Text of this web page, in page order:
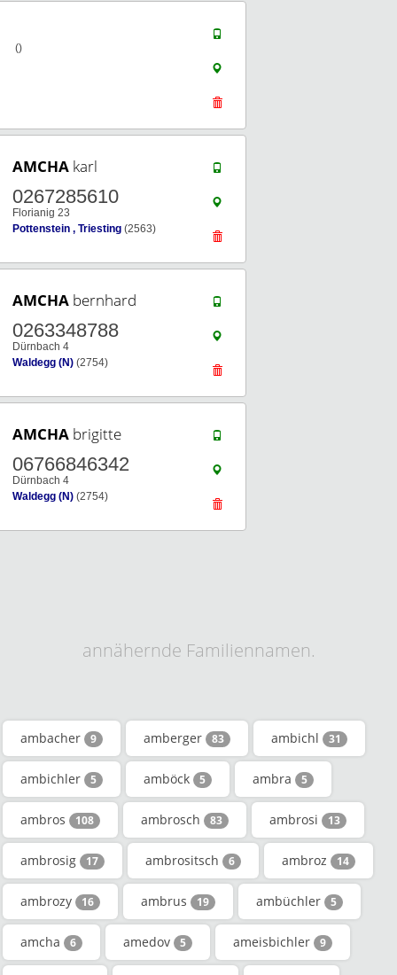
()
AMCHA karl
0267285610
Florianig 23
Pottenstein , Triesting (2563)
AMCHA bernhard
0263348788
Dürnbach 4
Waldegg (N) (2754)
AMCHA brigitte
06766846342
Dürnbach 4
Waldegg (N) (2754)
annähernde Familiennamen.
ambacher 9 amberger 83 ambichl 31
ambichler 5 amböck 5 ambra 5
ambros 108 ambrosch 83 ambrosi 13
ambrosig 17 ambrositsch 6 ambroz 14
ambrozy 16 ambrus 19 ambüchler 5
amcha 6 amedov 5 ameisbichler 9